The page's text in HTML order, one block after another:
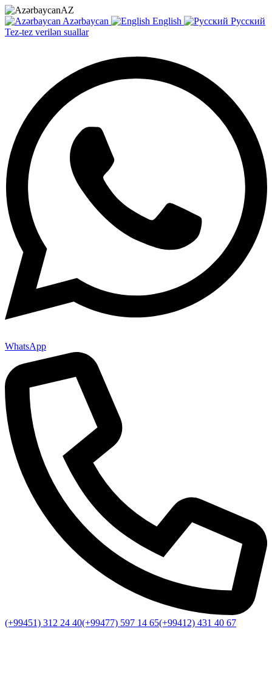
AZ
Azərbaycan
English
Русский
Tez-tez verilən suallar
WhatsApp
(+99451) 312 24 40(+99477) 597 14 65(+99412) 431 40 67